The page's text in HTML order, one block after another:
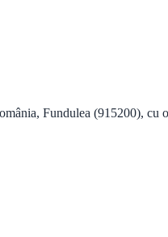
Fundulea (915200), cu